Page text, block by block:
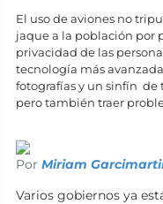
El uso de aviones no
jaque a la población por
privacidad de las
tecnología más
fotografías y un sinfín de
pero también traer
Por Miriam
Varios gobiernos ya